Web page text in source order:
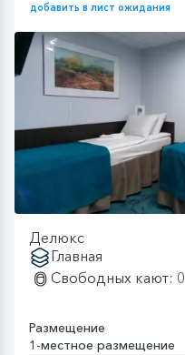
добавить в лист ожидания
Делюкс
Главная
Свободных кают: 0
Размещение
1-местное размещение